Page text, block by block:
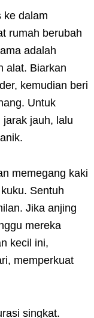
ke dalam
rumah berubah
adalah
alat. Biarkan
kemudian beri
Untuk
jauh, lalu
memegang kaki
Sentuh
Jika anjing
mereka
kecil ini,
memperkuat
singkat.